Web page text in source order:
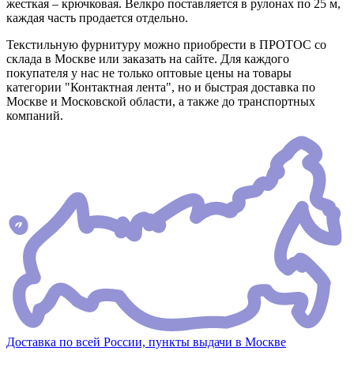
жесткая – крючковая. Велкро поставляется в рулонах по 25 м,
каждая часть продается отдельно.
Текстильную фурнитуру можно приобрести в ПРОТОС со
склада в Москве или заказать на сайте. Для каждого
покупателя у нас не только оптовые цены на товары
категории "Контактная лента", но и быстрая доставка по
Москве и Московской области, а также до транспортных
компаний.
Доставка по всей России, пункты выдачи в Москве